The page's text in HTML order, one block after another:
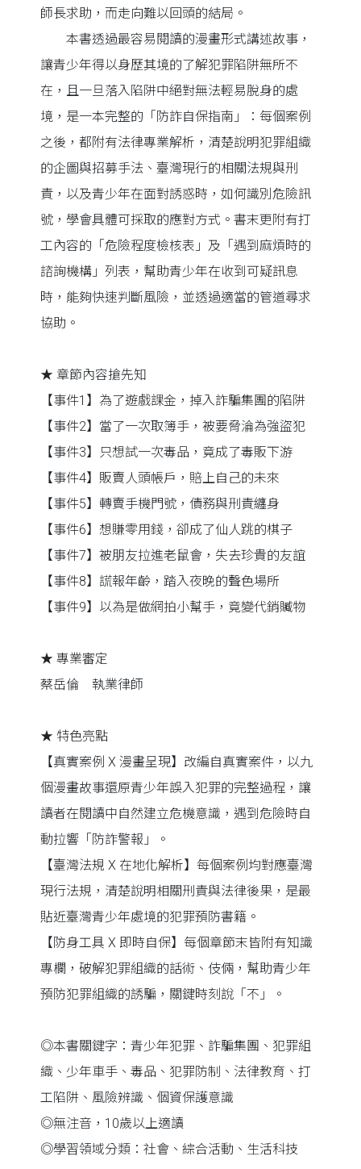
師長求助，而走向難以回頭的結局。
本書透過最容易閱讀的漫畫形式講述故事，
讓青少年得以身歷其境的了解犯罪陷阱無所不
在，且一旦落入陷阱中絕對無法輕易脫身的處
境，是一本完整的「防詐自保指南」：每個案例
之後，都附有法律專業解析，清楚說明犯罪組織
的企圖與招募手法、臺灣現行的相關法規與刑
責，以及青少年在面對誘惑時，如何識別危險訊
號，學會具體可採取的應對方式。書末更附有打
工內容的「危險程度檢核表」及「遇到麻煩時的
諮詢機構」列表，幫助青少年在收到可疑訊息
時，能夠快速判斷風險，並透過適當的管道尋求
協助。
★ 章節內容搶先知
【事件1】為了遊戲課金，掉入詐騙集團的陷阱
【事件2】當了一次取簿手，被要脅淪為強盜犯
【事件3】只想試一次毒品，竟成了毒販下游
【事件4】販賣人頭帳戶，賠上自己的未來
【事件5】轉賣手機門號，債務與刑責纏身
【事件6】想賺零用錢，卻成了仙人跳的棋子
【事件7】被朋友拉進老鼠會，失去珍貴的友誼
【事件8】謊報年齡，踏入夜晚的聲色場所
【事件9】以為是做網拍小幫手，竟變代銷贓物
★ 專業審定
蔡岳倫 執業律師
★ 特色亮點
【真實案例 X 漫畫呈現】改編自真實案件，以九
個漫畫故事還原青少年誤入犯罪的完整過程，讓
讀者在閱讀中自然建立危機意識，遇到危險時自
動拉響「防詐警報」。
【臺灣法規 X 在地化解析】每個案例均對應臺灣
現行法規，清楚說明相關刑責與法律後果，是最
貼近臺灣青少年處境的犯罪預防書籍。
【防身工具 X 即時自保】每個章節末皆附有知識
專欄，破解犯罪組織的話術、伎倆，幫助青少年
預防犯罪組織的誘騙，關鍵時刻說「不」。
◎本書關鍵字：青少年犯罪、詐騙集團、犯罪組
織、少年車手、毒品、犯罪防制、法律教育、打
工陷阱、風險辨識、個資保護意識
◎無注音，10歲以上適讀
◎學習領域分類：社會、綜合活動、生活科技